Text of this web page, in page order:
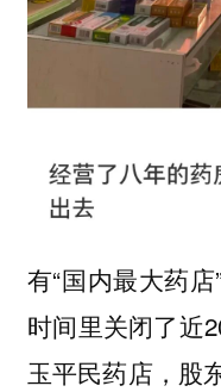
有“国内最大药
时间里关闭了近
玉平民药店，股